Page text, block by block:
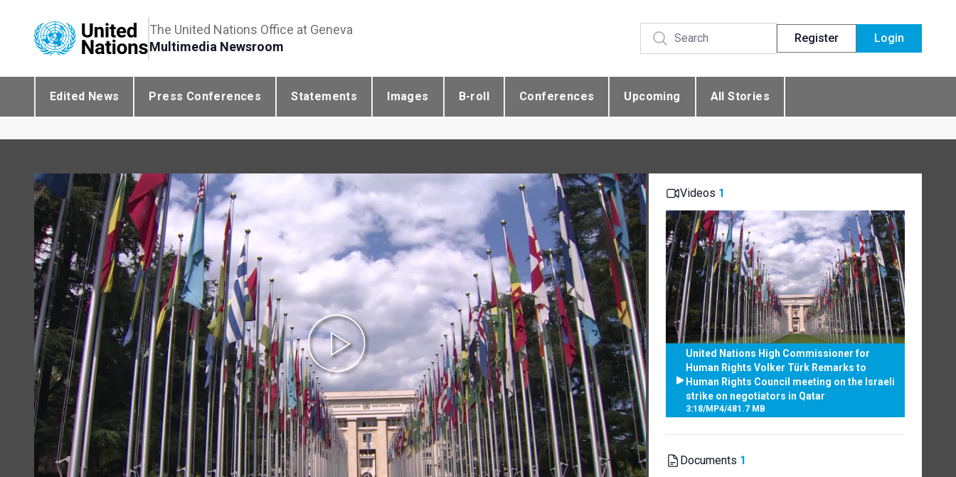
The United Nations Office at Geneva
Multimedia Newsroom
Register Login
Edited News Press Conferences Statements Images B-roll Conferences Upcoming All Stories
Videos 1
United Nations High Commissioner for
Human Rights Volker Türk Remarks to
Human Rights Council meeting on the Israeli
strike on negotiators in Qatar
3:18/MP4/481.7 MB
Documents 1